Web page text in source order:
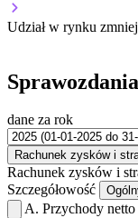
Udział w rynku
dane za rok
Rachunek zysków i
Rachunek zysków i
Szczegółowość
A. Przychody